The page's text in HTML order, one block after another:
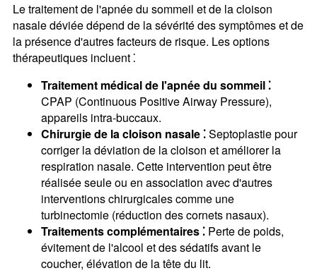
Le traitement de l'apnée du sommeil et de la cloison
nasale déviée dépend de la sévérité des symptômes et de
la présence d'autres facteurs de risque. Les options
thérapeutiques incluent ⁚
Traitement médical de l'apnée du sommeil ⁚
CPAP (Continuous Positive Airway Pressure),
appareils intra-buccaux.
Chirurgie de la cloison nasale ⁚Septoplastie pour
corriger la déviation de la cloison et améliorer la
respiration nasale. Cette intervention peut être
réalisée seule ou en association avec d'autres
interventions chirurgicales comme une
turbinectomie (réduction des cornets nasaux).
Traitements complémentaires ⁚Perte de poids,
évitement de l'alcool et des sédatifs avant le
coucher, élévation de la tête du lit.